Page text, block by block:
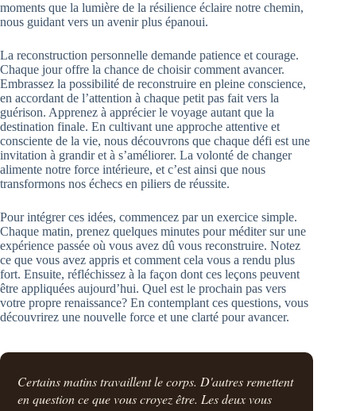
moments que la lumière de la résilience éclaire notre chemin,
nous guidant vers un avenir plus épanoui.
La reconstruction personnelle demande patience et courage.
Chaque jour offre la chance de choisir comment avancer.
Embrassez la possibilité de reconstruire en pleine conscience,
en accordant de l’attention à chaque petit pas fait vers la
guérison. Apprenez à apprécier le voyage autant que la
destination finale. En cultivant une approche attentive et
consciente de la vie, nous découvrons que chaque défi est une
invitation à grandir et à s’améliorer. La volonté de changer
alimente notre force intérieure, et c’est ainsi que nous
transformons nos échecs en piliers de réussite.
Pour intégrer ces idées, commencez par un exercice simple.
Chaque matin, prenez quelques minutes pour méditer sur une
expérience passée où vous avez dû vous reconstruire. Notez
ce que vous avez appris et comment cela vous a rendu plus
fort. Ensuite, réfléchissez à la façon dont ces leçons peuvent
être appliquées aujourd’hui. Quel est le prochain pas vers
votre propre renaissance? En contemplant ces questions, vous
découvrirez une nouvelle force et une clarté pour avancer.
Certains matins travaillent le corps. D'autres remettent
en question ce que vous croyez être. Les deux vous